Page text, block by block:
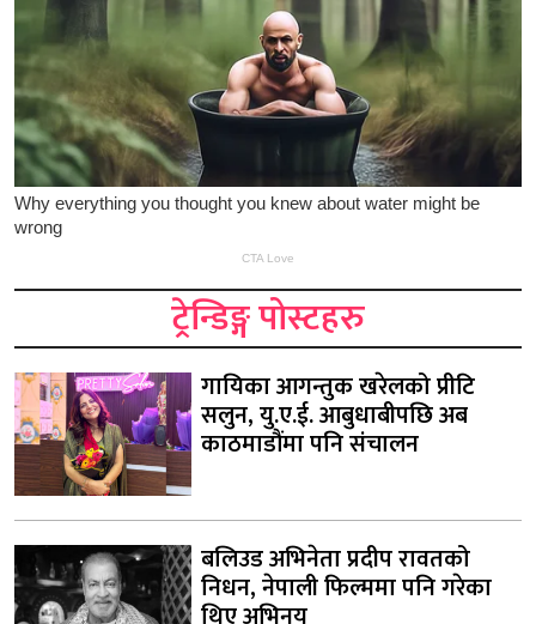
ट्रेन्डिङ्ग पोस्टहरु
गायिका आगन्तुक खरेलको प्रीटि
सलुन, यु.ए.ई. आबुधाबीपछि अब
काठमाडौंमा पनि संचालन
बलिउड अभिनेता प्रदीप रावतको
निधन, नेपाली फिल्ममा पनि गरेका